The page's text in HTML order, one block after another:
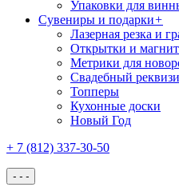
Упаковки для
Сувениры и подарки+
Лазерная резка и
Открытки и
Метрики для
Свадебный
Топперы
Кухонные доски
Новый Год
+ 7 (812) 337-30-50
- - -